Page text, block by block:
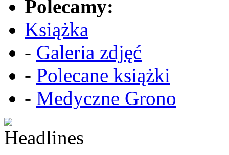
Polecamy:
Książka
- Galeria zdjęć
- Polecane książki
- Medyczne Grono